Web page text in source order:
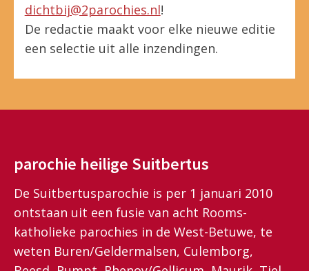
dichtbij@2parochies.nl!
De redactie maakt voor elke nieuwe editie
een selectie uit alle inzendingen.
parochie heilige Suitbertus
De Suitbertusparochie is per 1 januari 2010
ontstaan uit een fusie van acht Rooms-
katholieke parochies in de West-Betuwe, te
weten Buren/Geldermalsen, Culemborg,